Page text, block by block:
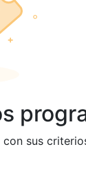
sus